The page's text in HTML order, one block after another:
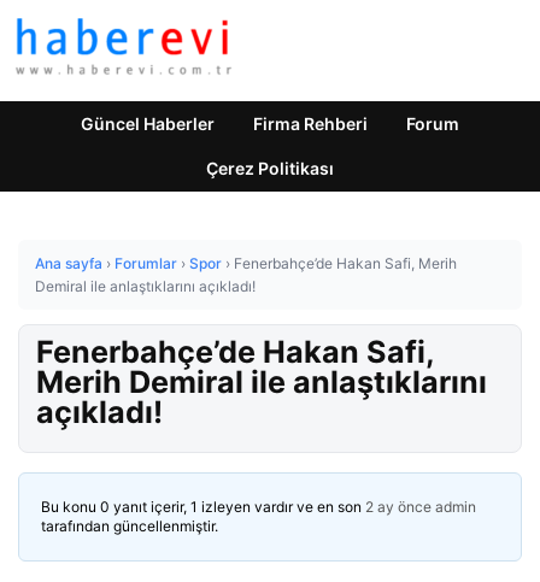
Güncel Haberler Firma Rehberi Forum
Çerez Politikası
Ana sayfa › Forumlar › Spor › Fenerbahçe’de Hakan Safi, Merih
Demiral ile anlaştıklarını açıkladı!
Fenerbahçe’de Hakan Safi,
Merih Demiral ile anlaştıklarını
açıkladı!
Bu konu 0 yanıt içerir, 1 izleyen vardır ve en son 2 ay önce admin
tarafından güncellenmiştir.